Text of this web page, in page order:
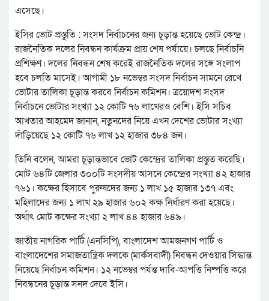
এসেছে।
ইসির ভোট প্রস্তুতি : সংসদ নির্বাচনের জন্য চূড়ান্ত হয়েছে ভোট কেন্দ্র।
রাজনৈতিক দলের নিবন্ধন কার্যক্রম প্রায় শেষ পর্যায়ে। চলছে নির্বাচনি
প্রশিক্ষণ। দলের নিবন্ধন শেষ করেই রাজনৈতিক দলের সঙ্গে সংলাপ
হবে চলতি মাসেই। আগামী ১৮ নভেম্বর সংসদ নির্বাচন সামনে রেখে
ভোটার তালিকা চূড়ান্ত করবে নির্বাচন কমিশন। ত্রয়োদশ সংসদ
নির্বাচনে ভোটার সংখ্যা ১২ কোটি ৭৬ লাখেরও বেশি। ইসি সচিব
আখতার আহমেদ জানান, নতুনদের নিয়ে এখন দেশের ভোটার সংখ্যা
দাঁড়িয়েছে ১২ কোটি ৭৬ লাখ ১২ হাজার ৩৮৪ জন।
তিনি বলেন, আমরা চূড়ান্তভাবে ভোট কেন্দ্রের তালিকা প্রস্তুত করেছি।
মোট ৬৪টি জেলার ৩০০টি সংসদীয় আসনে কেন্দ্রের সংখ্যা ৪২ হাজার
৭৬১। কক্ষের হিসাবে পুরুষদের জন্য ১ লাখ ১৫ হাজার ১৩৭ এবং
মহিলাদের জন্য ১ লাখ ২৯ হাজার ৬০২ কক্ষ নির্ধারণ করা হয়েছে।
অর্থাৎ মোট কক্ষের সংখ্যা ২ লাখ ৪৪ হাজার ৬৪৯।
জাতীয় নাগরিক পার্টি (এনসিপি), বাংলাদেশ আমজনগণ পার্টি ও
বাংলাদেশের সমাজতান্ত্রিক দলকে (মার্কসবাদী) নিবন্ধন দেওয়ার সিদ্ধান্ত
নিয়েছে নির্বাচন কমিশন। ১২ নভেম্বর পর্যন্ত দাবি-আপত্তি নিষ্পত্তি করে
নিবন্ধনের চূড়ান্ত সনদ দেবে ইসি।